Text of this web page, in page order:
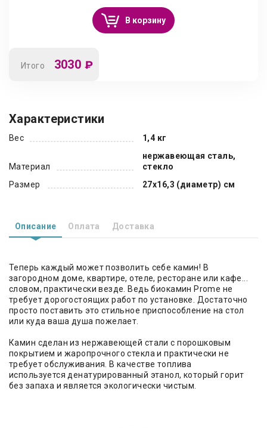
В корзину
Итого 3030 ₽
Характеристики
Вес 1,4 кг
Материал
нержавеющая сталь,
стекло
Размер
27x16,3 (диаметр) см
Описание Оплата Доставка
Теперь каждый может позволить себе камин! В
загородном доме, квартире, отеле, ресторане или кафе...
словом, практически везде. Ведь биокамин Prome не
требует дорогостоящих работ по установке. Достаточно
просто поставить это стильное приспособление на стол
или куда ваша душа пожелает.
Камин сделан из нержавеющей стали с порошковым
покрытием и жаропрочного стекла и практически не
требует обслуживания. В качестве топлива
используется денатурированный этанол, который горит
без запаха и является экологически чистым.